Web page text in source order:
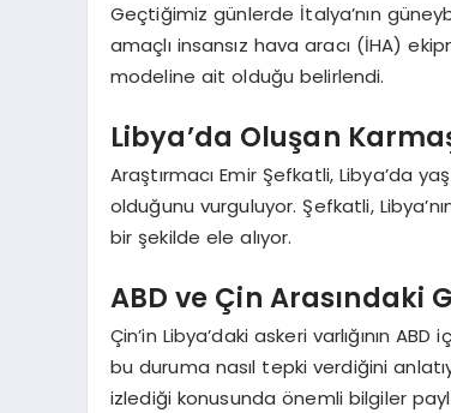
Geçtiğimiz günlerde İtalya’nın
amaçlı insansız hava aracı (İHA)
modeline ait olduğu belirlendi.
Libya’da Oluşan
Araştırmacı Emir Şefkatli, Libya’da
olduğunu vurguluyor. Şefkatli,
bir şekilde ele alıyor.
ABD ve Çin Arasındaki
Çin’in Libya’daki askeri varlığının
bu duruma nasıl tepki verdiğini
izlediği konusunda önemli bilgiler